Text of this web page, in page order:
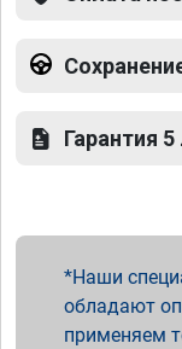
Гарантия 5
Наши
обладают
применяем